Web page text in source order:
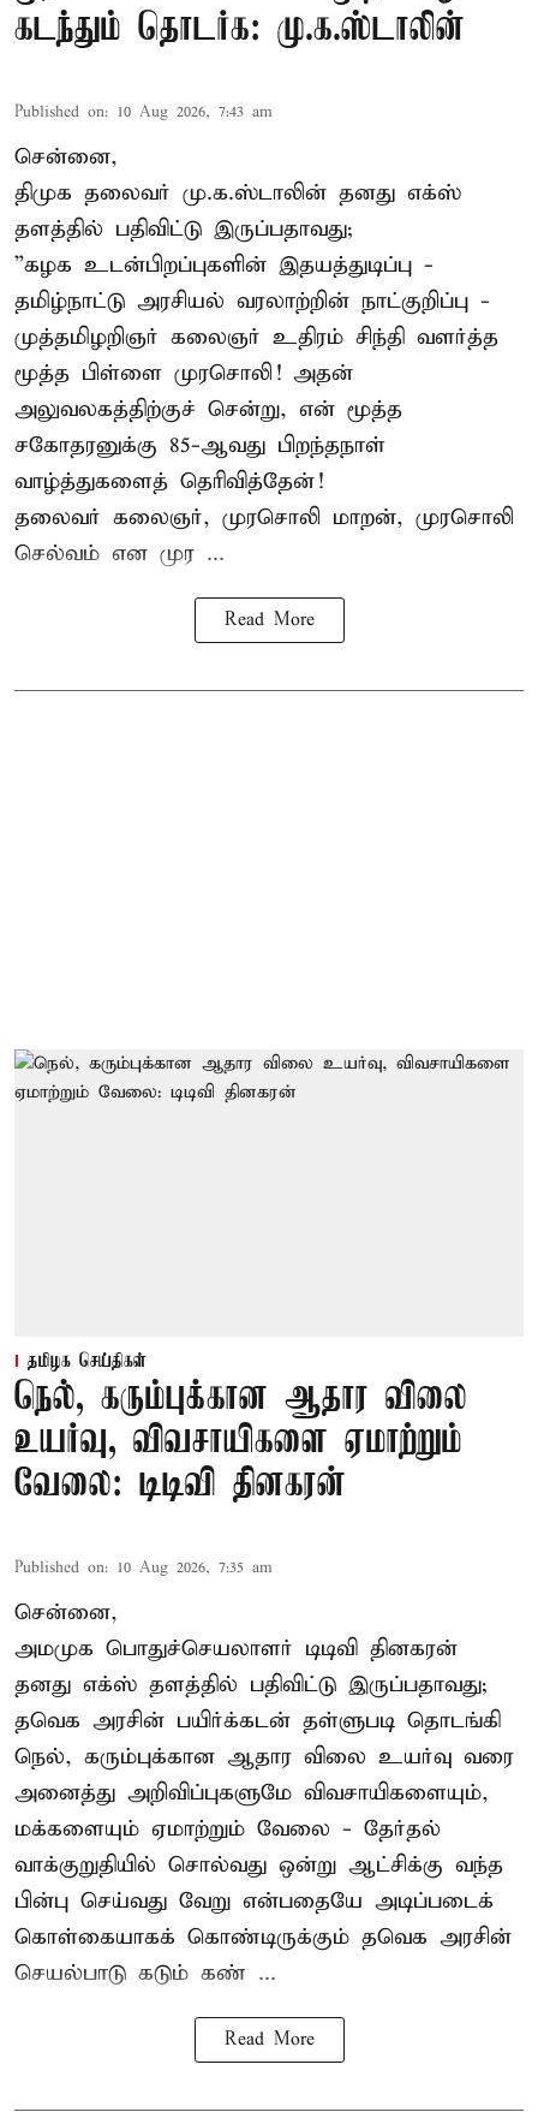
கடந்தும் தொடர்க: மு.க.ஸ்டாலின்
Published on: 10 Aug 2026, 7:43 am
சென்னை,
திமுக தலைவர் மு.க.ஸ்டாலின் தனது எக்ஸ்
தளத்தில் பதிவிட்டு இருப்பதாவது;
”கழக உடன்பிறப்புகளின் இதயத்துடிப்பு -
தமிழ்நாட்டு அரசியல் வரலாற்றின் நாட்குறிப்பு -
முத்தமிழறிஞர் கலைஞர் உதிரம் சிந்தி வளர்த்த
மூத்த பிள்ளை முரசொலி! அதன்
அலுவலகத்திற்குச் சென்று, என் மூத்த
சகோதரனுக்கு 85-ஆவது பிறந்தநாள்
வாழ்த்துகளைத் தெரிவித்தேன்!
தலைவர் கலைஞர், முரசொலி மாறன், முரசொலி
செல்வம் என முர ...
Read More
தமிழக செய்திகள்
நெல், கரும்புக்கான ஆதார விலை
உயர்வு, விவசாயிகளை ஏமாற்றும்
வேலை: டிடிவி தினகரன்
Published on: 10 Aug 2026, 7:35 am
சென்னை,
அமமுக பொதுச்செயலாளர் டிடிவி தினகரன்
தனது எக்ஸ் தளத்தில் பதிவிட்டு இருப்பதாவது;
தவெக அரசின் பயிர்க்கடன் தள்ளுபடி தொடங்கி
நெல், கரும்புக்கான ஆதார விலை உயர்வு வரை
அனைத்து அறிவிப்புகளுமே விவசாயிகளையும்,
மக்களையும் ஏமாற்றும் வேலை - தேர்தல்
வாக்குறுதியில் சொல்வது ஒன்று ஆட்சிக்கு வந்த
பின்பு செய்வது வேறு என்பதையே அடிப்படைக்
கொள்கையாகக் கொண்டிருக்கும் தவெக அரசின்
செயல்பாடு கடும் கண் ...
Read More